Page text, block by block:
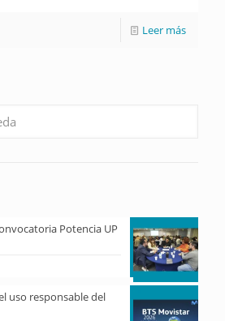
Leer más
Potencia UP
uso responsable del